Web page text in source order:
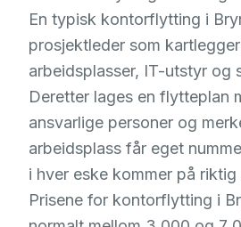
En typisk kontorflytting i
prosjektleder som
arbeidsplasser, IT-utstyr og
Deretter lages en flytteplan
ansvarlige personer og
arbeidsplass får eget
i hver eske kommer på
Prisene for kontorflytting i